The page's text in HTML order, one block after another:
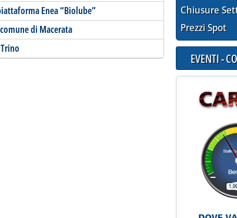
Enea “Biolube”
di Macerata
Chiusure
Prezzi Spot
EVENTI -